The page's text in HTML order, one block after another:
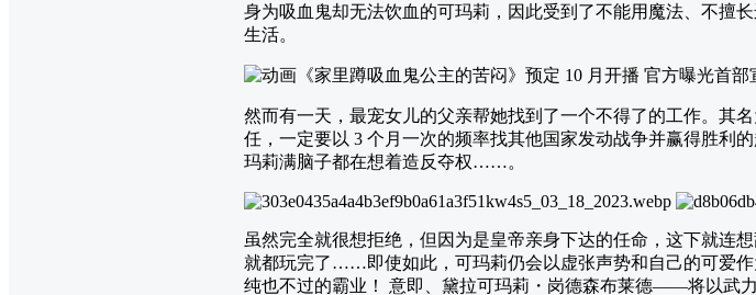
身为吸血鬼却无法饮血的可玛莉，因此受到了不能用魔法、不擅
生活。
然而有一天，最宠女儿的父亲帮她找到了一个不得了的工作。其
任，一定要以 3 个月一次的频率找其他国家发动战争并赢得胜利
玛莉满脑子都在想着造反夺权……。
虽然完全就很想拒绝，但因为是皇帝亲身下达的任命，这下就连
就都玩完了……即使如此，可玛莉仍会以虚张声势和自己的可爱
纯也不过的霸业！ 意即、黛拉可玛莉・岗德森布莱德――将以武